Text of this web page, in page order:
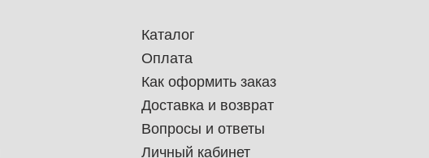
Каталог
Оплата
Как оформить заказ
Доставка и возврат
Вопросы и ответы
Личный кабинет